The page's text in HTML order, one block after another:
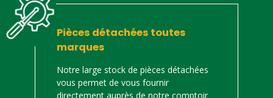
Pièces détachées toutes
marques
Notre large stock de pièces détachées
vous permet de vous fournir
directement auprès de notre comptoir